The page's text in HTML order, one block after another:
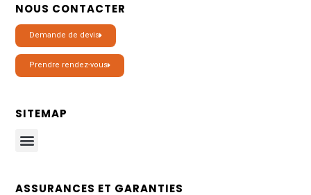
NOUS CONTACTER
Demande de devis
Prendre rendez-vous
SITEMAP
ASSURANCES ET GARANTIES